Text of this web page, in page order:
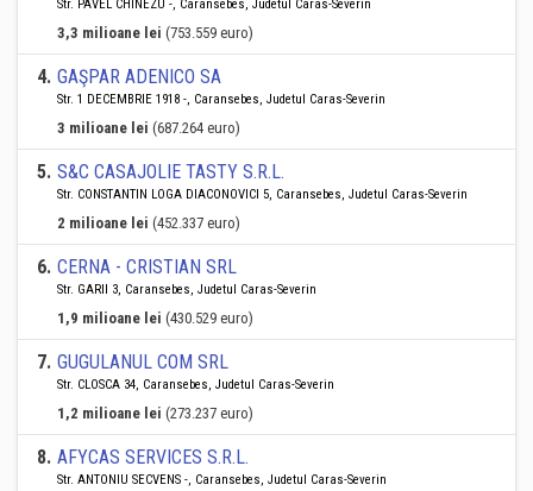
Str. PAVEL CHINEZU -, Caransebes, Judetul Caras-Severin
3,3 milioane lei (753.559 euro)
4. GAŞPAR ADENICO SA
Str. 1 DECEMBRIE 1918 -, Caransebes, Judetul Caras-Severin
3 milioane lei (687.264 euro)
5. S&C CASAJOLIE TASTY S.R.L.
Str. CONSTANTIN LOGA DIACONOVICI 5, Caransebes, Judetul Caras-Severin
2 milioane lei (452.337 euro)
6. CERNA - CRISTIAN SRL
Str. GARII 3, Caransebes, Judetul Caras-Severin
1,9 milioane lei (430.529 euro)
7. GUGULANUL COM SRL
Str. CLOSCA 34, Caransebes, Judetul Caras-Severin
1,2 milioane lei (273.237 euro)
8. AFYCAS SERVICES S.R.L.
Str. ANTONIU SECVENS -, Caransebes, Judetul Caras-Severin